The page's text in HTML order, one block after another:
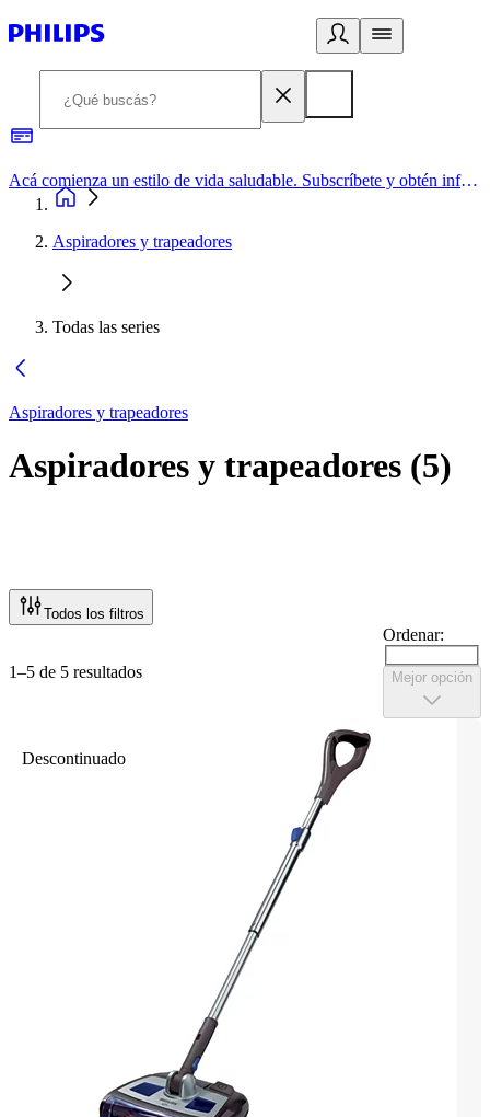
Acá comienza un estilo de vida saludable. Subscríbete y obtén información de primera mano
Aspiradores y trapeadores
Todas las series
Aspiradores y trapeadores
Aspiradores y trapeadores (5)
Todos los filtros
1–5 de 5 resultados
Ordenar:
Mejor opción
Descontinuado